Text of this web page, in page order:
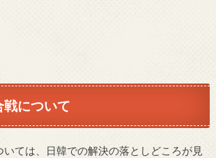
について
ては、日韓での解決の落としどころが見